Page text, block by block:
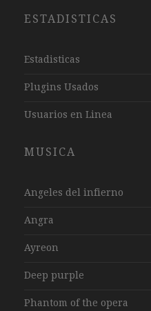
ESTADISTICAS
Estadisticas
Plugins Usados
Usuarios en Linea
MUSICA
Angeles del infierno
Angra
Ayreon
Deep purple
Phantom of the opera